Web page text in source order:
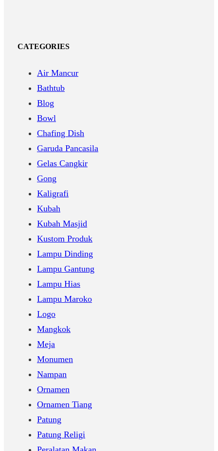
CATEGORIES
Air Mancur
Bathtub
Blog
Bowl
Chafing Dish
Garuda Pancasila
Gelas Cangkir
Gong
Kaligrafi
Kubah
Kubah Masjid
Kustom Produk
Lampu Dinding
Lampu Gantung
Lampu Hias
Lampu Maroko
Logo
Mangkok
Meja
Monumen
Nampan
Ornamen
Ornamen Tiang
Patung
Patung Religi